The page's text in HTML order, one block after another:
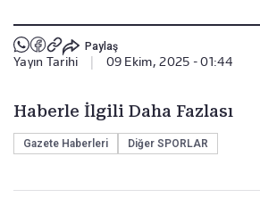
Paylaş
Yayın Tarihi 09 Ekim, 2025 - 01:44
Haberle İlgili Daha Fazlası
Gazete Haberleri Diğer SPORLAR